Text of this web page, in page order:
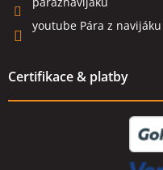
youtube Pára z navijáku
Certifikace & platby